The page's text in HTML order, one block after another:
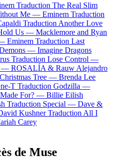
Traduction The Real Slim
Me — Eminem Traduction
Traduction Another Love
Us — Macklemore and Ryan
Eminem Traduction Last
— Imagine Dragons
Traduction Lose Control —
— ROSALÍA & Rauw Alejandro
Tree — Brenda Lee
T Traduction Godzilla —
Made For? — Billie Eilish
Traduction Special — Dave &
Kushner Traduction All I
Carey
de Muse